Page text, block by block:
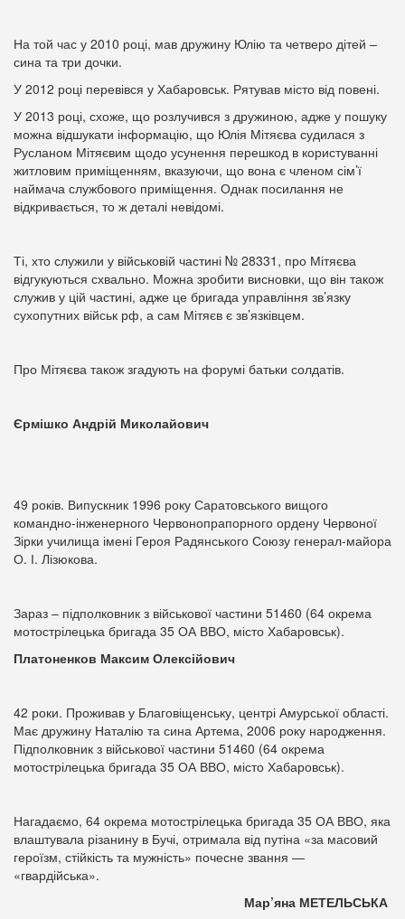
На той час у 2010 році, мав дружину Юлію та четверо дітей –
сина та три дочки.
У 2012 році перевівся у Хабаровськ. Рятував місто від повені.
У 2013 році, схоже, що розлучився з дружиною, адже у пошуку
можна відшукати інформацію, що Юлія Мітяєва судилася з
Русланом Мітяєвим щодо усунення перешкод в користуванні
житловим приміщенням, вказуючи, що вона є членом сім’ї
наймача службового приміщення. Однак посилання не
відкривається, то ж деталі невідомі.
Ті, хто служили у військовій частині № 28331, про Мітяєва
відгукуються схвально. Можна зробити висновки, що він також
служив у цій частині, адже це бригада управління зв’язку
сухопутних військ рф, а сам Мітяєв є зв’язківцем.
Про Мітяєва також згадують на форумі батьки солдатів.
Єрмішко Андрій Миколайович
49 років. Випускник 1996 року Саратовського вищого
командно-інженерного Червонопрапорного ордену Червоної
Зірки училища імені Героя Радянського Союзу генерал-майора
О. І. Лізюкова.
Зараз – підполковник з військової частини 51460 (64 окрема
мотострілецька бригада 35 ОА ВВО, місто Хабаровськ).
Платоненков Максим Олексійович
42 роки. Проживав у Благовіщенську, центрі Амурської області.
Має дружину Наталію та сина Артема, 2006 року народження.
Підполковник з військової частини 51460 (64 окрема
мотострілецька бригада 35 ОА ВВО, місто Хабаровськ).
Нагадаємо, 64 окрема мотострілецька бригада 35 ОА ВВО, яка
влаштувала різанину в Бучі, отримала від путіна «за масовий
героїзм, стійкість та мужність» почесне звання —
«гвардійська».
Мар’яна МЕТЕЛЬСЬКА